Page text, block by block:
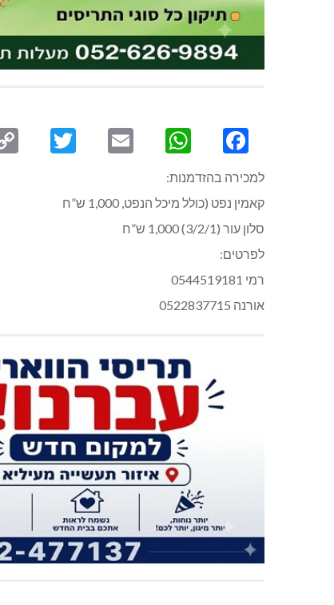
Facebook
WhatsApp
Email
למכירה בהזדמנות:
קאמין נפט (כולל מיכל הנפט, 1,000 ש”ח
סלון עור (3/2/1) 1,000 ש”ח
לפרטים:
רמי 0544519181
אורנה 0522837715